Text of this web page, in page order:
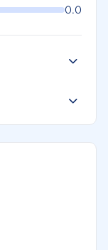
0.0